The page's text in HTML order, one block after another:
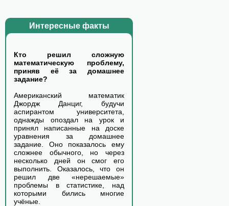
Интересные факты
Кто решил сложную
математическую проблему,
приняв её за домашнее
задание?
Американский математик
Джордж Данциг, будучи
аспирантом университета,
однажды опоздал на урок и
принял написанные на доске
уравнения за домашнее
задание. Оно показалось ему
сложнее обычного, но через
несколько дней он смог его
выполнить. Оказалось, что он
решил две «нерешаемые»
проблемы в статистике, над
которыми бились многие
учёные.